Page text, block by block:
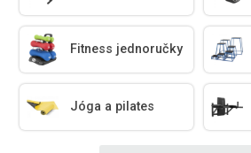
Fitness jednoručky
Jóga a pilates